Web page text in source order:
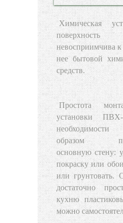
Химическая
невосприимчива
нее бытовой
средств.
Простота
установки
необходимости
образом
основную стену:
покраску или
или грунтовать.
достаточно
кухню
можно